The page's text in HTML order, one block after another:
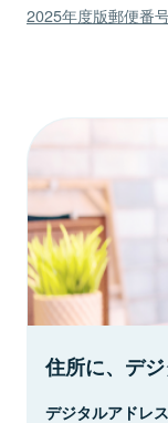
2025年度版郵便番
住所に、デジ
デジタルアドレ